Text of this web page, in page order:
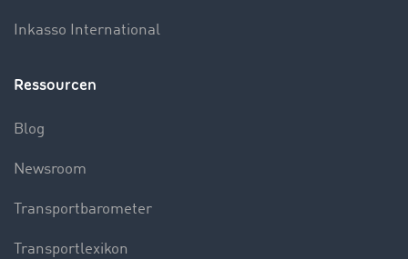
Inkasso International
Ressourcen
Blog
Newsroom
Transportbarometer
Transportlexikon